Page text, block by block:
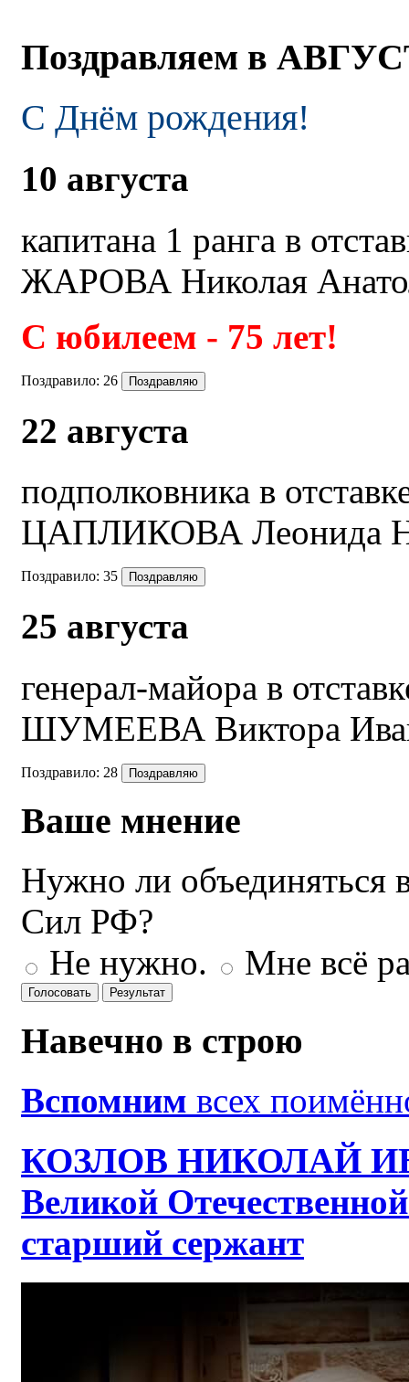
Поздравляем в
С Днём рождения!
10 августа
капитана 1 ранга в
ЖАРОВА Николая
С юбилеем - 75 лет!
Поздравило: 26
22 августа
подполковника в
ЦАПЛИКОВА Леонида
Поздравило: 35
25 августа
генерал-майора в
ШУМЕЕВА Виктора
Поздравило: 28
Ваше мнение
Нужно ли объединяться
Сил РФ?
Не нужно.
Мне всё
Навечно в строю
Вспомним всех
КОЗЛОВ НИКОЛАЙ
Великой
старший сержант